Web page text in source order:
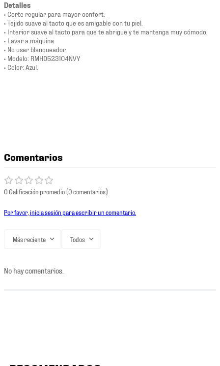
Detalles
• Corte regular para mayor confort.
• Tejido suave al tacto que es amigable con tu piel.
• Interior suave al tacto para que te abrigue y te mantenga muy cómodo.
• Lavar a máquina.
• No usar blanqueador
• Modelo: RMHD523104NVY
• Color: Azul.
Comentarios
0 Calificación promedio(0 comentarios)
Por favor, inicia sesión para escribir un comentario.
Más reciente Todos
No hay comentarios.